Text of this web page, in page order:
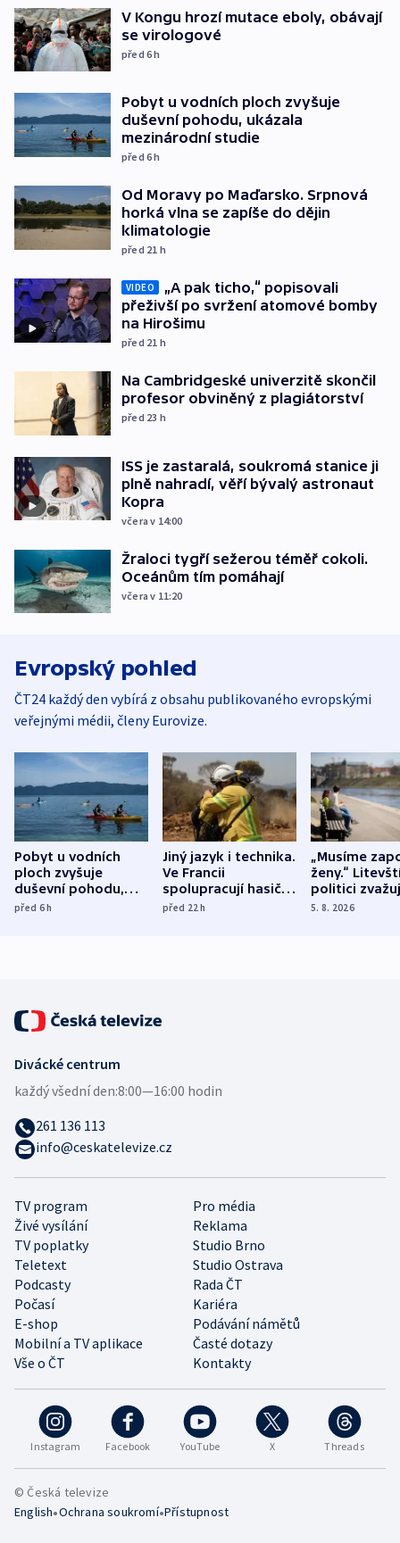
V Kongu hrozí mutace eboly, obávají
se virologové
před 6h
Pobyt u vodních ploch zvyšuje
duševní pohodu, ukázala
mezinárodní studie
před 6h
Od Moravy po Maďarsko. Srpnová
horká vlna se zapíše do dějin
klimatologie
před 21 h
VIDEO
„A pak ticho,“ popisovali
přeživší po svržení atomové bomby
na Hirošimu
před 21 h
Na Cambridgeské univerzitě skončil
profesor obviněný z plagiátorství
před 23 h
ISS je zastaralá, soukromá stanice ji
plně nahradí, věří bývalý astronaut
Kopra
včera v 14:00
Žraloci tygří sežerou téměř cokoli.
Oceánům tím pomáhají
včera v 11:20
Evropský pohled
ČT24 každý den vybírá z obsahu publikovaného evropskými
veřejnými médii, členy Eurovize.
Pobyt u vodních
ploch zvyšuje
duševní pohodu,
ukázala
před 6h
Jiný jazyk i technika.
Ve Francii
spolupracují hasiči z
různých zemí
před 22h
„Musíme
ženy.“
politici
dohodu o
5. 8. 2026
Instagram Facebook YouTube X Threads
TV program
Pro média
Živé vysílání
Reklama
TV poplatky
Studio Brno
Teletext
Studio Ostrava
Podcasty
Rada ČT
Počasí
Kariéra
E-shop
Podávání námětů
Mobilní a TV aplikace
Časté dotazy
Vše o ČT
Kontakty
Divácké centrum
každý všední den:8:00—16:00 hodin
261 136 113
info@ceskatelevize.cz
© Česká televize
English•Ochrana soukromí•Přístupnost